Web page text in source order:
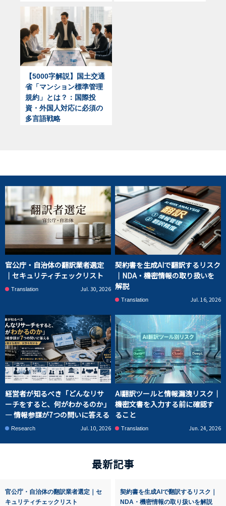
【5000字解説】国土交通
省「マンション標準管理
規約」とは？：国際投
資・外国人対応に必須の
多言語戦略
官公庁・自治体の翻訳業者選定
｜セキュリティチェックリスト
Translation Jul. 30, 2026
契約書を生成AIで翻訳するリスク
｜NDA・機密情報の取り扱いを
解説
Translation Jul. 16, 2026
経営者が知るべき「どんなリサ
ーチをすると、何がわかるのか」
― 情報参謀が7つの問いに答える
Research Jul. 10, 2026
AI翻訳ツールと情報漏洩リスク｜
機密文書を入力する前に確認す
ること
Translation Jun. 24, 2026
最新記事
官公庁・自治体の翻訳業者選定｜セ
キュリティチェックリスト
契約書を生成AIで翻訳するリスク｜
NDA・機密情報の取り扱いを解説